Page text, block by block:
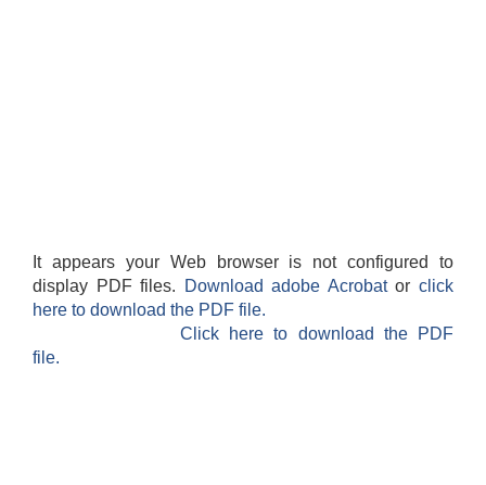
It appears your Web browser is not configured to
display PDF files.
Download adobe Acrobatorclick
here to download the PDF file.
Click here to download the PDF
file.